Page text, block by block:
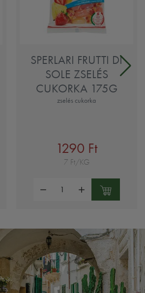
SPERLARI FRUTTI DI
SOLE ZSELÉS
CUKORKA 175G
zselés cukorka
1290 Ft
7 Ft/KG